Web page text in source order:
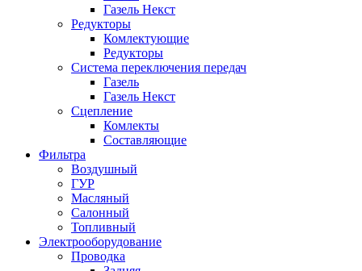
Газель Некст
Редукторы
Комлектующие
Редукторы
Система переключения передач
Газель
Газель Некст
Сцепление
Комлекты
Составляющие
Фильтра
Воздушный
ГУР
Масляный
Салонный
Топливный
Электрооборудование
Проводка